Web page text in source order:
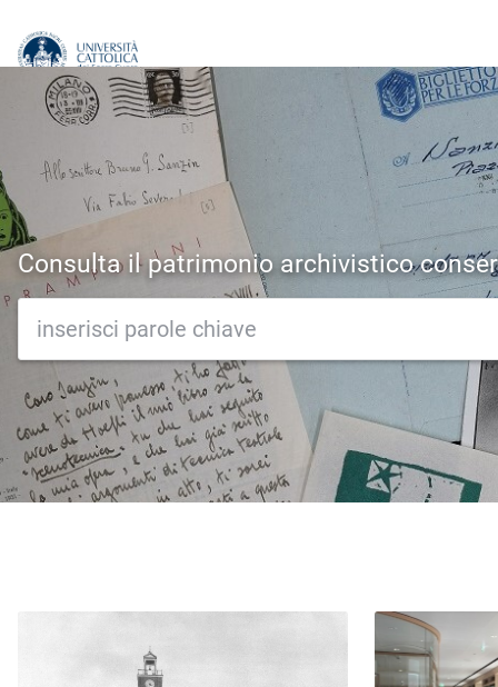
Consulta il patrimonio archivistico